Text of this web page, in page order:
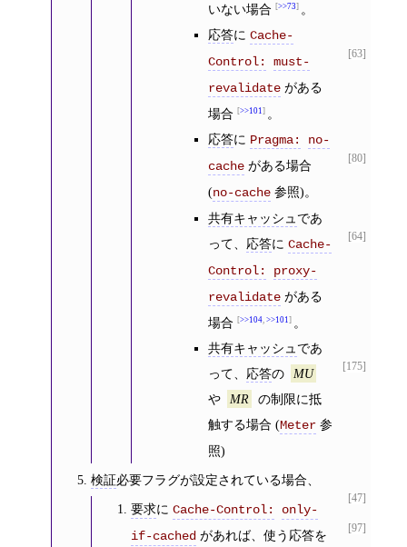
いない場合
>>73 。
[63]
応答に Cache-
Control:
must-
revalidateがある
場合
>>101 。
[80]
応答に Pragma:
no-
cacheがある場合
(no-cache参照)。
[64]
共有キャッシュ であ
って、 応答に Cache-
Control:
proxy-
revalidateがある
場合
>>104, >>101 。
[175]
共有キャッシュ であ
って、 応答の MU
や MR
の制限に抵
触する場合 (Meter参
照)
[47]
検証必要フラグが設定されている場合、
[97]
要求にCache-Control:
only-
if-cached があれば、使う応答を